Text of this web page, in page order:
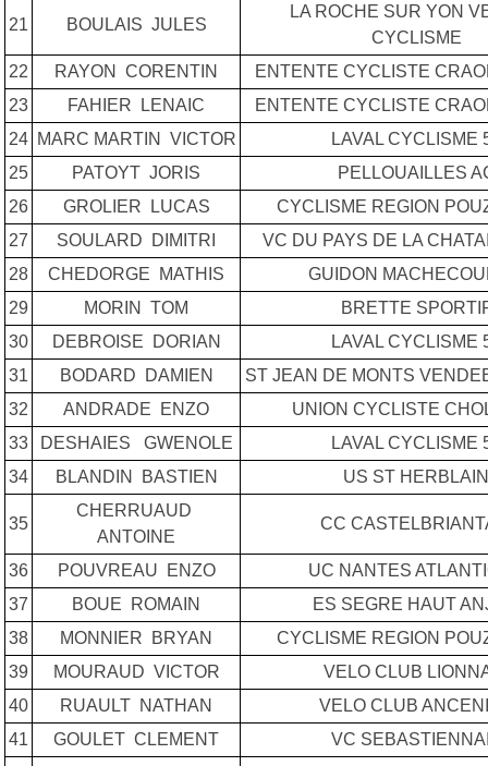
21 BOULAIS JULES
LA ROCHE SUR YON
CYCLISME
22
RAYON CORENTIN
ENTENTE CYCLISTE
23
FAHIER LENAIC
ENTENTE CYCLISTE
24 MARC MARTIN VICTOR
LAVAL CYCLISME
25
PATOYT JORIS
PELLOUAILLES
26
GROLIER LUCAS
CYCLISME REGION
27
SOULARD DIMITRI
VC DU PAYS DE LA
28
CHEDORGE MATHIS
GUIDON
29
MORIN TOM
BRETTE
30
DEBROISE DORIAN
LAVAL CYCLISME
31
BODARD DAMIEN
ST JEAN DE MONTS
32
ANDRADE ENZO
UNION CYCLISTE
33
DESHAIES GWENOLE
LAVAL CYCLISME
34
BLANDIN BASTIEN US ST HERBLAIN
35
CHERRUAUD
ANTOINE
CC
36 POUVREAU ENZO
UC NANTES
37
BOUE ROMAIN
ES SEGRE HAUT
38
MONNIER BRYAN
CYCLISME REGION
39
MOURAUD VICTOR
VELO CLUB
40
RUAULT NATHAN
VELO CLUB
41
GOULET CLEMENT
VC